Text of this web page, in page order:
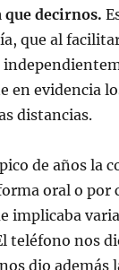
que decirnos.
que al
en evidencia
distancias.
de años la
oral o por
implicaba
teléfono nos
dio además